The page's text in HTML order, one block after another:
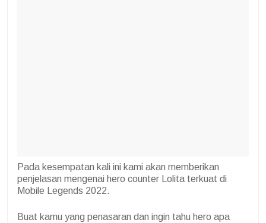
Pada kesempatan kali ini kami akan memberikan
penjelasan mengenai hero counter Lolita terkuat di
Mobile Legends 2022.
Buat kamu yang penasaran dan ingin tahu hero apa